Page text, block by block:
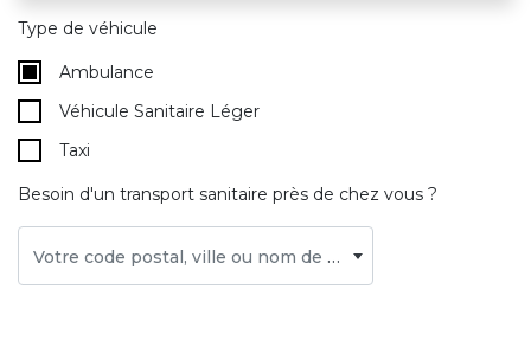
Type de véhicule
Ambulance
Véhicule Sanitaire Léger
Taxi
Besoin d'un transport sanitaire près de chez vous ?
Votre code postal, ville ou nom de centre